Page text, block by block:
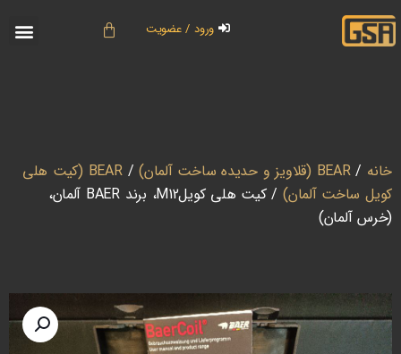
ورود / عضویت
خانه /BEAR (قلاویز و حدیده ساخت آلمان) /
BEAR (کیت هلی
کویل ساخت آلمان)
/ کیت هلی کویلM12، برند BAER آلمان،
(خرس آلمان)